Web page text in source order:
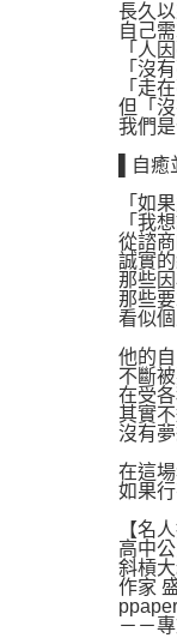
長久
自己
「人
「沒
「走
但「
我們
▌自
「如
「我
從諮
誠實
那些
那些
看似
他的
不斷
在受
其實
沒有
在這
如果
【名
高中
斜槓
作家
－－